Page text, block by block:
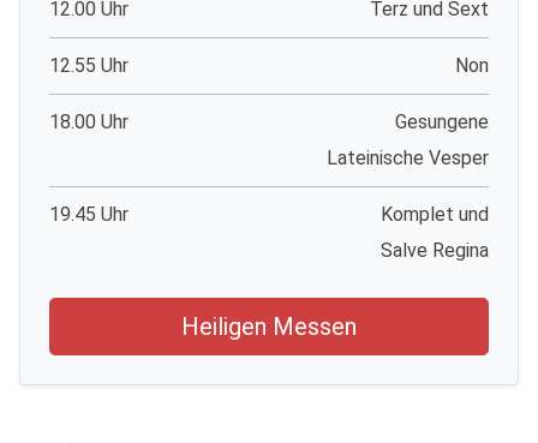
12.00 Uhr Terz und Sext
12.55 Uhr Non
18.00 Uhr
Gesungene
Lateinische Vesper
19.45 Uhr
Komplet und
Salve Regina
Heiligen Messen